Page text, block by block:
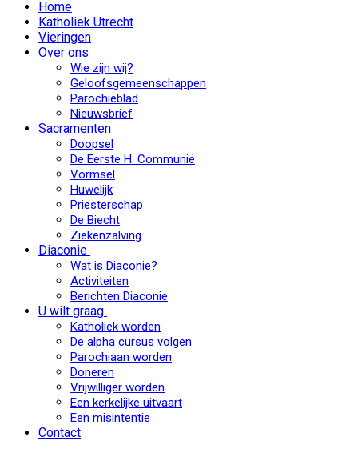
Home
Katholiek Utrecht
Vieringen
Over ons
Wie zijn wij?
Geloofsgemeenschappen
Parochieblad
Nieuwsbrief
Sacramenten
Doopsel
De Eerste H. Communie
Vormsel
Huwelijk
Priesterschap
De Biecht
Ziekenzalving
Diaconie
Wat is Diaconie?
Activiteiten
Berichten Diaconie
U wilt graag
Katholiek worden
De alpha cursus volgen
Parochiaan worden
Doneren
Vrijwilliger worden
Een kerkelijke uitvaart
Een misintentie
Contact